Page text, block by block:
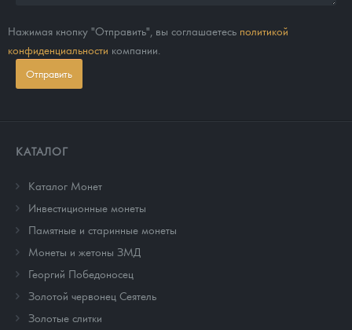
Нажимая кнопку "Отправить", вы соглашаетесь политикой
конфиденциальности компании.
Отправить
КАТАЛОГ
Каталог Монет
Инвестиционные монеты
Памятные и старинные монеты
Монеты и жетоны ЗМД
Георгий Победоносец
Золотой червонец Сеятель
Золотые слитки